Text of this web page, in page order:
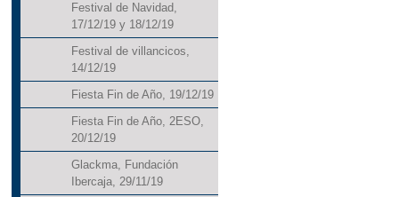
Festival de Navidad,
17/12/19 y 18/12/19
Festival de villancicos,
14/12/19
Fiesta Fin de Año, 19/12/19
Fiesta Fin de Año, 2ESO,
20/12/19
Glackma, Fundación
Ibercaja, 29/11/19